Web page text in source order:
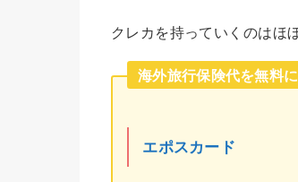
クレカを持っていくのはほ
海外旅行保険代を無料
エポスカード